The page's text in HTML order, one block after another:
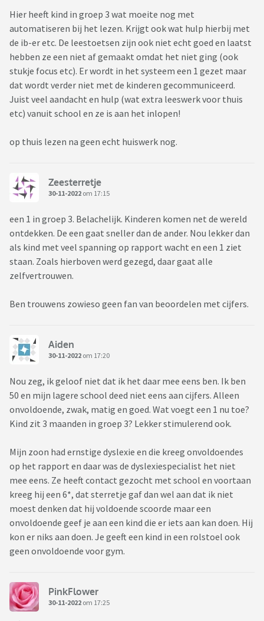
Hier heeft kind in groep 3 wat moeite nog met
automatiseren bij het lezen. Krijgt ook wat hulp hierbij met
de ib-er etc. De leestoetsen zijn ook niet echt goed en laatst
hebben ze een niet af gemaakt omdat het niet ging (ook
stukje focus etc). Er wordt in het systeem een 1 gezet maar
dat wordt verder niet met de kinderen gecommuniceerd.
Juist veel aandacht en hulp (wat extra leeswerk voor thuis
etc) vanuit school en ze is aan het inlopen!
op thuis lezen na geen echt huiswerk nog.
Zeesterretje
30-11-2022 om 17:15
een 1 in groep 3. Belachelijk. Kinderen komen net de wereld
ontdekken. De een gaat sneller dan de ander. Nou lekker dan
als kind met veel spanning op rapport wacht en een 1 ziet
staan. Zoals hierboven werd gezegd, daar gaat alle
zelfvertrouwen.
Ben trouwens zowieso geen fan van beoordelen met cijfers.
Aiden
30-11-2022 om 17:20
Nou zeg, ik geloof niet dat ik het daar mee eens ben. Ik ben
50 en mijn lagere school deed niet eens aan cijfers. Alleen
onvoldoende, zwak, matig en goed. Wat voegt een 1 nu toe?
Kind zit 3 maanden in groep 3? Lekker stimulerend ook.
Mijn zoon had ernstige dyslexie en die kreeg onvoldoendes
op het rapport en daar was de dyslexiespecialist het niet
mee eens. Ze heeft contact gezocht met school en voortaan
kreeg hij een 6*, dat sterretje gaf dan wel aan dat ik niet
moest denken dat hij voldoende scoorde maar een
onvoldoende geef je aan een kind die er iets aan kan doen. Hij
kon er niks aan doen. Je geeft een kind in een rolstoel ook
geen onvoldoende voor gym.
PinkFlower
30-11-2022 om 17:25